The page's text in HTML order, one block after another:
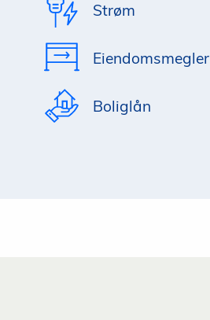
Strøm
Eiendomsmegler
Boliglån